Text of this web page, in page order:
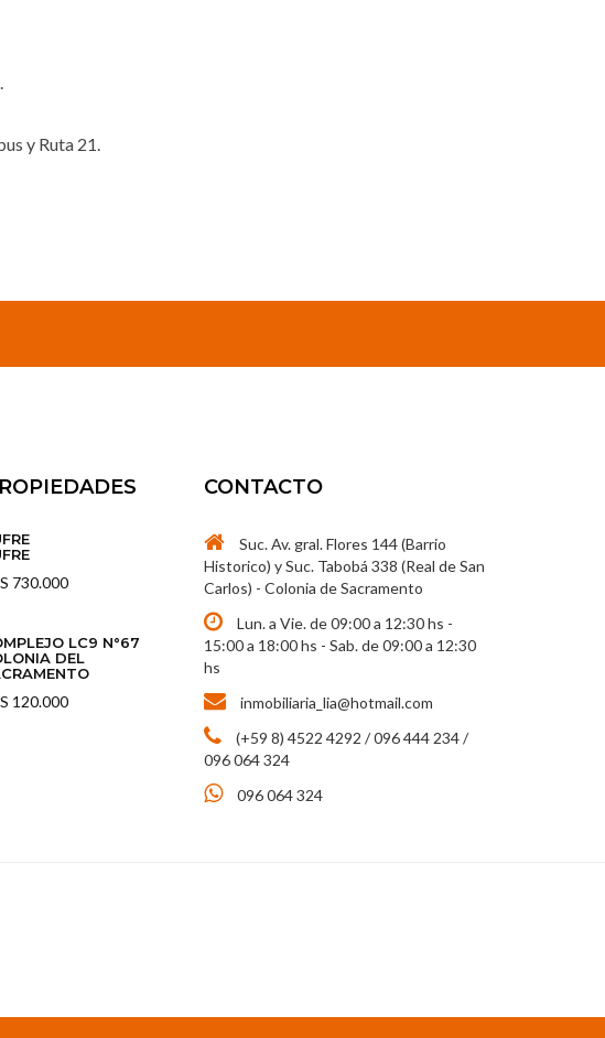
y Ruta 21.
730.000
LC9 N°67
DEL
120.000
CONTACTO
Suc. Av. gral. Flores 144 (Barrio
Historico) y Suc. Tabobá 338 (Real de San
Carlos) - Colonia de Sacramento
Lun. a Vie. de 09:00 a 12:30 hs -
15:00 a 18:00 hs - Sab. de 09:00 a 12:30
hs
inmobiliaria_lia@hotmail.com
(+59 8) 4522 4292 / 096 444 234 /
096 064 324
096 064 324